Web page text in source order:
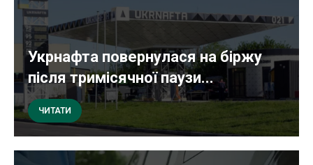
Укрнафта повернулася на біржу
після тримісячної паузи...
ЧИТАТИ